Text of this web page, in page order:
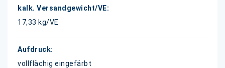
17,33 kg/VE
vollflächig eingefärbt